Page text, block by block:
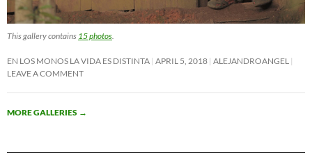
This gallery contains 15 photos
EN LOS MONOS LA VIDA ES DISTINTA APRIL 5, 2018 ALEJANDROANGEL
LEAVE A COMMENT
MORE GALLERIES →